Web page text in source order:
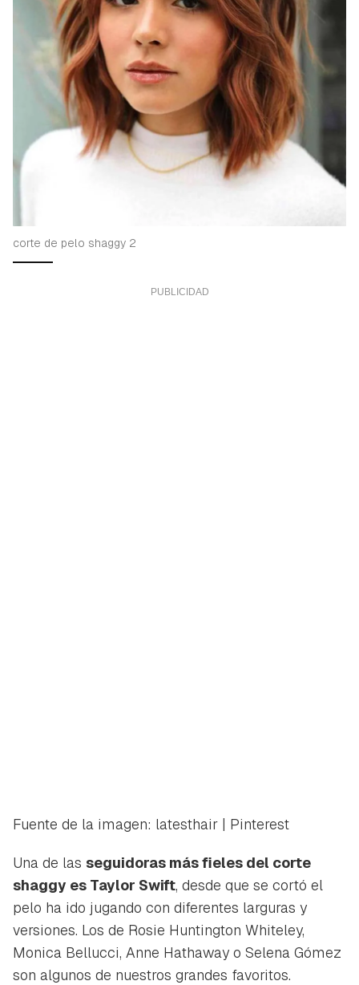
corte de pelo shaggy 2
Fuente de la imagen: latesthair | Pinterest
Una de las seguidoras más fieles del corte
shaggy es Taylor Swift, desde que se cortó el
pelo ha ido jugando con diferentes larguras y
versiones. Los de Rosie Huntington Whiteley,
Monica Bellucci, Anne Hathaway o Selena Gómez
son algunos de nuestros grandes favoritos.